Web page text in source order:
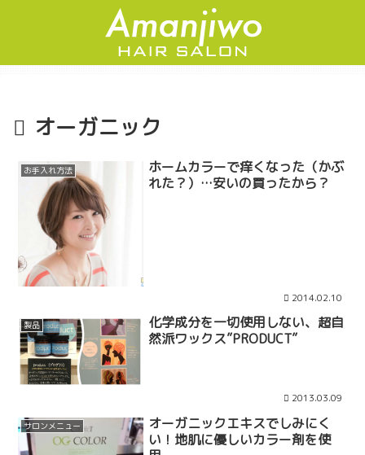
オーガニック
お手入れ方法
ホームカラーで痒くなった（かぶ
れた？）…安いの買ったから？
2014.02.10
製品
化学成分を一切使用しない、超自
然派ワックス”PRODUCT”
2013.03.09
サロンメニュー
オーガニックエキスでしみにく
い！地肌に優しいカラー剤を使